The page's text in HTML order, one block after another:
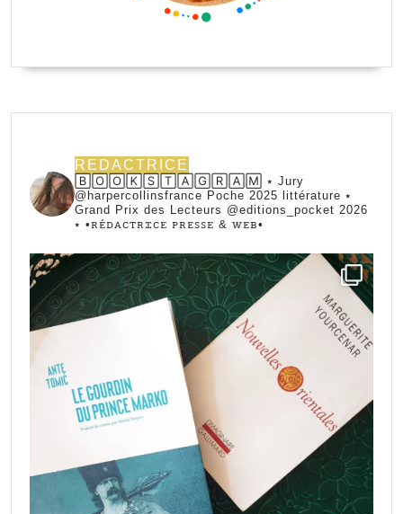
REDACTRICE
🄱🄾🄾🄺🅂🅃🄰🄶🅁🄰🄼 ⭑ Jury
@harpercollinsfrance Poche 2025 littérature ⭑
Grand Prix des Lecteurs @editions_pocket 2026
⭑ •ꭱꭼ́ꭰꭺꮯꭲꭱꮖꮯꭼ ꮲꭱꭼꮪꮪꭼ & ꮃꭼᏼ•